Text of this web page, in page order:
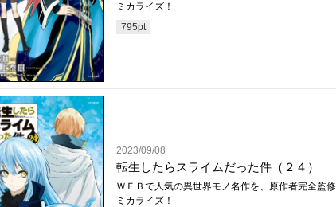
ミカライズ！
795pt
2023/09/08
転生したらスライムだった件（２４）
ＷＥＢで人気の異世界モノ名作を、原作者完全監
ミカライズ！